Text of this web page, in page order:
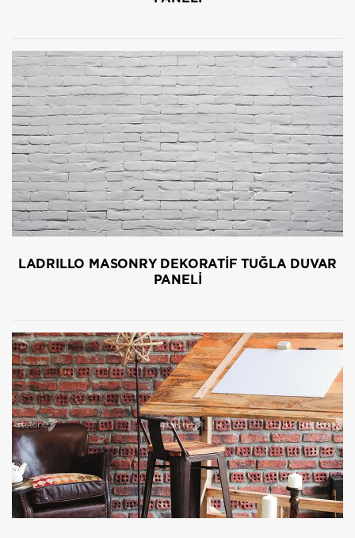
LADRILLO MASONRY DEKORATİF TUĞLA DUVAR
PANELİ